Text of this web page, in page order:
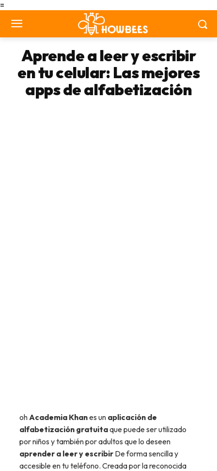
=
Aprende a leer y escribir
en tu celular: Las mejores
apps de alfabetización
ohAcademia Khanes un aplicación de
alfabetización gratuitaque puede ser utilizado
por niños y también por adultos que lo deseen
aprender a leer y escribir De forma sencilla y
accesible en tu teléfono. Creada por la reconocida